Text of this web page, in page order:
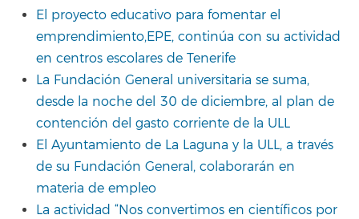
El proyecto educativo para fomentar el
emprendimiento,EPE, continúa con su actividad
en centros escolares de Tenerife
La Fundación General universitaria se suma,
desde la noche del 30 de diciembre, al plan de
contención del gasto corriente de la ULL
El Ayuntamiento de La Laguna y la ULL, a través
de su Fundación General, colaborarán en
materia de empleo
La actividad “Nos convertimos en científicos por